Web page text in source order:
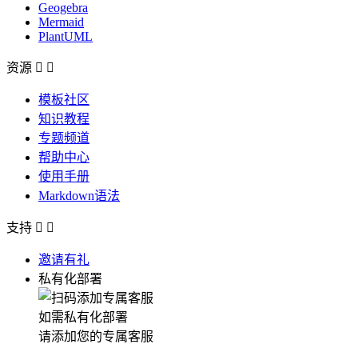
Geogebra
Mermaid
PlantUML
资源  
模板社区
知识教程
专题频道
帮助中心
使用手册
Markdown语法
支持  
邀请有礼
私有化部署
如需私有化部署
请添加您的专属客服